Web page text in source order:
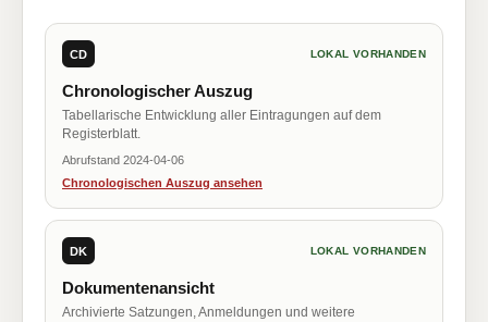
CD LOKAL VORHANDEN
Chronologischer Auszug
Tabellarische Entwicklung aller Eintragungen auf dem
Registerblatt.
Abrufstand 2024-04-06
Chronologischen Auszug ansehen
DK LOKAL VORHANDEN
Dokumentenansicht
Archivierte Satzungen, Anmeldungen und weitere